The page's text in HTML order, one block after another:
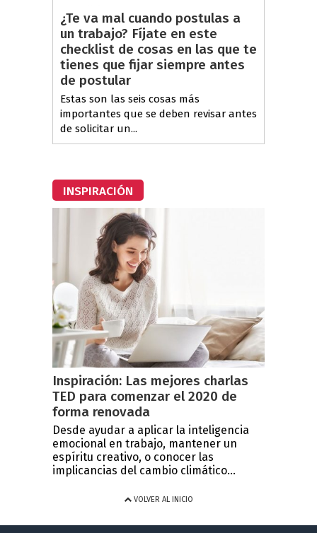
¿Te va mal cuando postulas a
un trabajo? Fíjate en este
checklist de cosas en las que te
tienes que fijar siempre antes
de postular
Estas son las seis cosas más
importantes que se deben revisar antes
de solicitar un...
INSPIRACIÓN
Inspiración: Las mejores charlas
TED para comenzar el 2020 de
forma renovada
Desde ayudar a aplicar la inteligencia
emocional en trabajo, mantener un
espíritu creativo, o conocer las
implicancias del cambio climático...
VOLVER AL INICIO